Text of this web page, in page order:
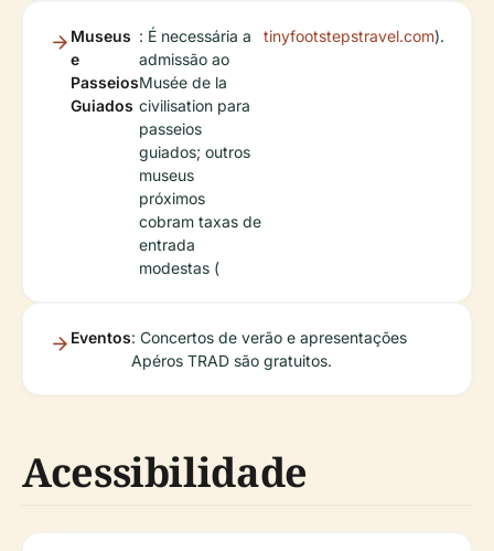
Museus
e
Passeios
Guiados
: É necessária a
admissão ao
Musée de la
civilisation para
passeios
guiados; outros
museus
próximos
cobram taxas de
entrada
modestas (
tinyfootstepstravel.com).
Eventos: Concertos de verão e apresentações
Apéros TRAD são gratuitos.
Acessibilidade